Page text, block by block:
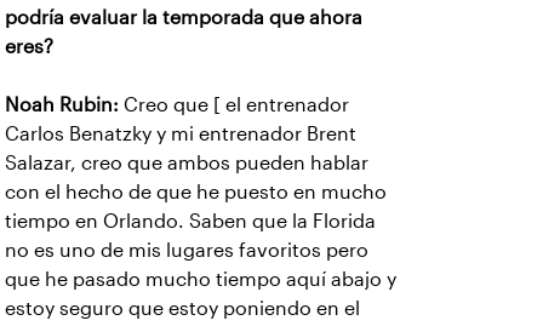
podría evaluar la temporada que ahora
eres?
Noah Rubin: Creo que [ el entrenador
Carlos Benatzky y mi entrenador Brent
Salazar, creo que ambos pueden hablar
con el hecho de que he puesto en mucho
tiempo en Orlando. Saben que la Florida
no es uno de mis lugares favoritos pero
que he pasado mucho tiempo aquí abajo y
estoy seguro que estoy poniendo en el